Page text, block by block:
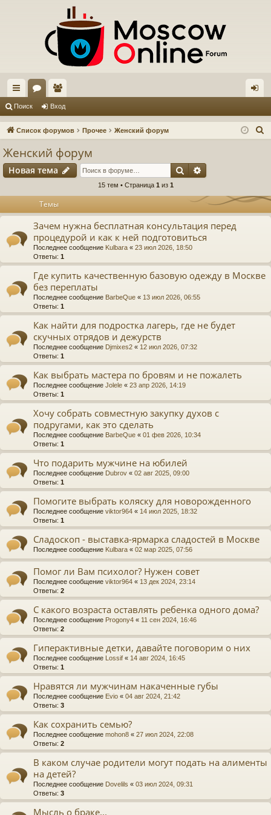
с
ы ум
ол
ьз
ат
ел
и
д
Поиск Вход
Список форумов Прочее Женский форум
Женский форум
Новая тема Поиск
15 тем • Страница 1 из 1
Темы
Зачем нужна бесплатная консультация перед
процедурой и как к ней подготовиться
Последнее сообщение Kulbara « 23 июл 2026, 18:50
Ответы: 1
Где купить качественную базовую одежду в Москве
без переплаты
Последнее сообщение BarbeQue « 13 июл 2026, 06:55
Ответы: 1
Как найти для подростка лагерь, где не будет
скучных отрядов и дежурств
Последнее сообщение Djmixes2 « 12 июл 2026, 07:32
Ответы: 1
Как выбрать мастера по бровям и не пожалеть
Последнее сообщение Jolele « 23 апр 2026, 14:19
Ответы: 1
Хочу собрать совместную закупку духов с
подругами, как это сделать
Последнее сообщение BarbeQue « 01 фев 2026, 10:34
Ответы: 1
Что подарить мужчине на юбилей
Последнее сообщение Dubrov « 02 авг 2025, 09:00
Ответы: 1
Помогите выбрать коляску для новорожденного
Последнее сообщение viktor964 « 14 июл 2025, 18:32
Ответы: 1
Сладоскоп - выставка-ярмарка сладостей в Москве
Последнее сообщение Kulbara « 02 мар 2025, 07:56
Помог ли Вам психолог? Нужен совет
Последнее сообщение viktor964 « 13 дек 2024, 23:14
Ответы: 2
С какого возраста оставлять ребенка одного дома?
Последнее сообщение Progony4 « 11 сен 2024, 16:46
Ответы: 2
Гиперактивные детки, давайте поговорим о них
Последнее сообщение Lossif « 14 авг 2024, 16:45
Ответы: 1
Нравятся ли мужчинам накаченные губы
Последнее сообщение Evio « 04 авг 2024, 21:42
Ответы: 3
Как сохранить семью?
Последнее сообщение mohon8 « 27 июл 2024, 22:08
Ответы: 2
В каком случае родители могут подать на алименты
на детей?
Последнее сообщение Dovelils « 03 июл 2024, 09:31
Ответы: 3
Мысль о браке...